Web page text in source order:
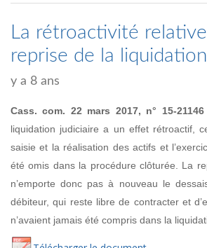
La rétroactivité
reprise de la
y a 8 ans
Cass. com. 22 mars 2017, n° 15-21146
liquidation judiciaire a un effet rétroactif,
saisie et la réalisation des actifs et
été omis dans la procédure clôturée. La
n’emporte donc pas à nouveau le
débiteur, qui reste libre de contracter et
n’avaient jamais été compris dans la